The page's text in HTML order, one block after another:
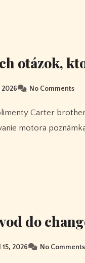
otázok,
2026 No Comments
motora
do
2026 No Comments